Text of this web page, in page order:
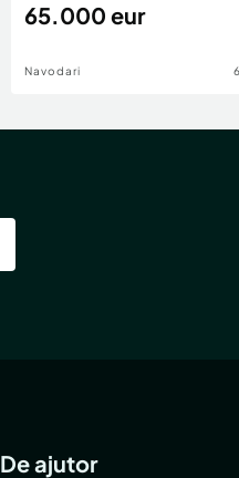
eur
65.000 eur
Navodari
De ajutor